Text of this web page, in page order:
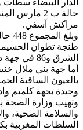
مراكش آسفي.
الشرق و86 في جهة درعة تافيلالت.
بالعيون الساقية
وحيدة بجهة كلميم
وتهيب وزارة الصحة
والسلامة الصحية،
السلطات المغربية